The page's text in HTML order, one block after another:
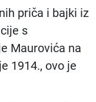
priča i bajki iz
s
Maurovića na
1914., ovo je